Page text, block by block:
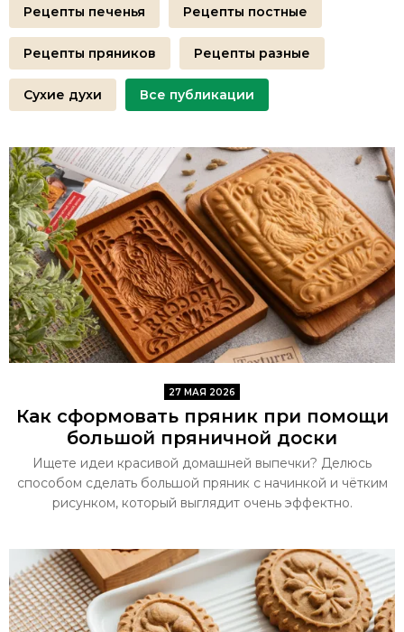
Рецепты печенья Рецепты постные
Рецепты пряников Рецепты разные
Сухие духи Все публикации
27 МАЯ 2026
Как сформовать пряник при помощи
большой пряничной доски
Ищете идеи красивой домашней выпечки? Делюсь
способом сделать большой пряник с начинкой и чётким
рисунком, который выглядит очень эффектно.